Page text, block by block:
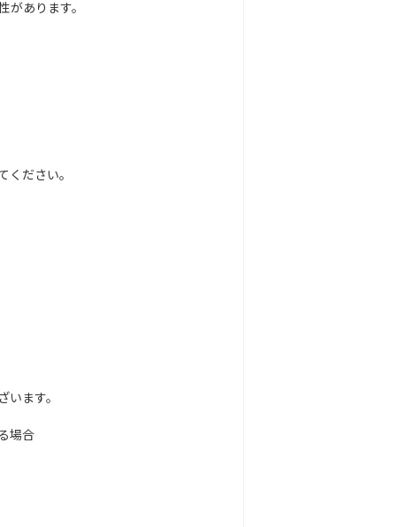
あります。
ださい。
ます。
場合